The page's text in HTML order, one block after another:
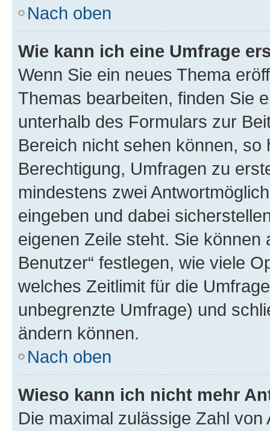
Nach oben
Wie kann ich eine Umfrage
Wenn Sie ein neues Thema
Themas bearbeiten, finden Sie
unterhalb des Formulars zur
Bereich nicht sehen können,
Berechtigung, Umfragen zu
mindestens zwei
eingeben und dabei
eigenen Zeile steht. Sie können
Benutzer“ festlegen, wie viele
welches Zeitlimit für die
unbegrenzte Umfrage) und
ändern können.
Nach oben
Wieso kann ich nicht mehr
Die maximal zulässige Zahl